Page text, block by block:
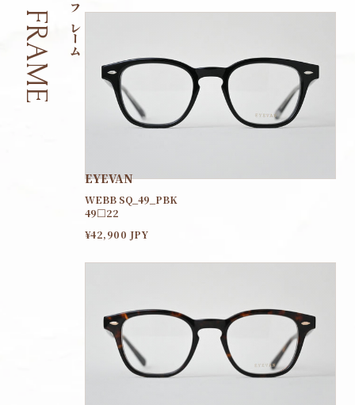
FRAME フレーム
EYEVAN
WEBB SQ_49_PBK
49□22
¥42,900 JPY